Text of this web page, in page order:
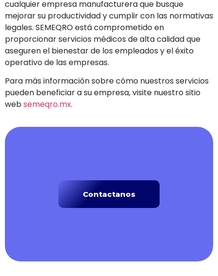
cualquier empresa manufacturera que busque
mejorar su productividad y cumplir con las normativas
legales. SEMEQRO está comprometido en
proporcionar servicios médicos de alta calidad que
aseguren el bienestar de los empleados y el éxito
operativo de las empresas.
Para más información sobre cómo nuestros servicios
pueden beneficiar a su empresa, visite nuestro sitio
websemeqro.mx.
Contactanos